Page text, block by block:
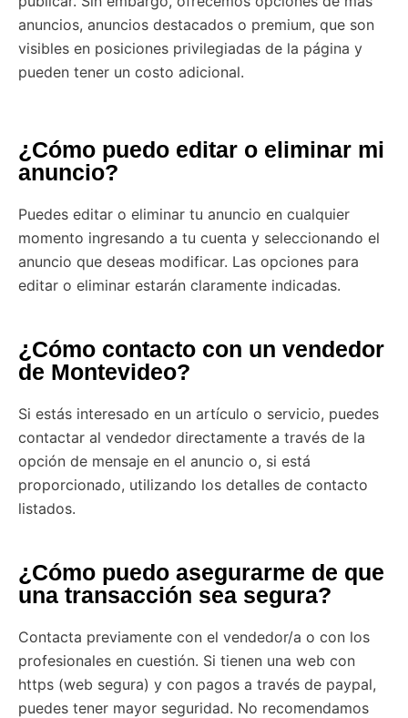
anuncios, anuncios destacados o premium, que son
visibles en posiciones privilegiadas de la página y
pueden tener un costo adicional.
¿Cómo puedo editar o eliminar mi
anuncio?
Puedes editar o eliminar tu anuncio en cualquier
momento ingresando a tu cuenta y seleccionando el
anuncio que deseas modificar. Las opciones para
editar o eliminar estarán claramente indicadas.
¿Cómo contacto con un vendedor
de Montevideo?
Si estás interesado en un artículo o servicio, puedes
contactar al vendedor directamente a través de la
opción de mensaje en el anuncio o, si está
proporcionado, utilizando los detalles de contacto
listados.
¿Cómo puedo asegurarme de que
una transacción sea segura?
Contacta previamente con el vendedor/a o con los
profesionales en cuestión. Si tienen una web con
https (web segura) y con pagos a través de paypal,
puedes tener mayor seguridad. No recomendamos